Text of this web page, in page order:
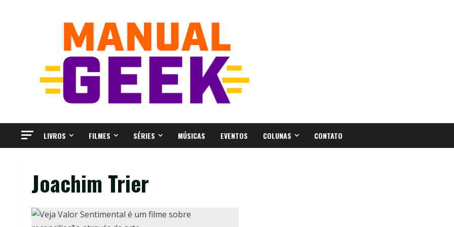
LIVROS FILMES SÉRIES MÚSICAS EVENTOS COLUNAS CONTATO
Joachim Trier